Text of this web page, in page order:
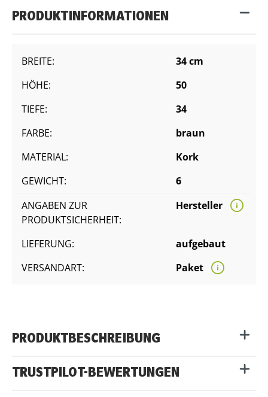
PRODUKTINFORMATIONEN
BREITE:
34 cm
HÖHE:
50
TIEFE:
34
FARBE:
braun
MATERIAL:
Kork
GEWICHT:
6
ANGABEN ZUR
PRODUKTSICHERHEIT:
Hersteller
LIEFERUNG:
aufgebaut
VERSANDART:
Paket
PRODUKTBESCHREIBUNG
TRUSTPILOT-BEWERTUNGEN